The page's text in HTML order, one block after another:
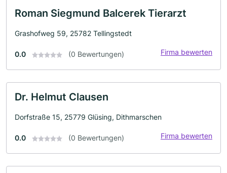
Roman Siegmund Balcerek Tierarzt
Grashofweg 59, 25782 Tellingstedt
0.0 (0 Bewertungen) Firma bewerten
Dr. Helmut Clausen
Dorfstraße 15, 25779 Glüsing, Dithmarschen
0.0 (0 Bewertungen) Firma bewerten